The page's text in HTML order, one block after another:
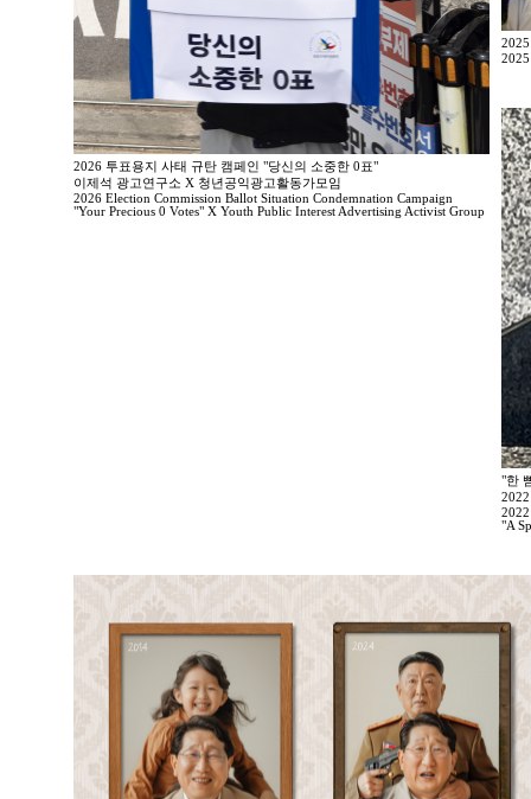
2026 투표용지 사태 규탄 캠페인 "당신의 소중한 0표"
이제석 광고연구소 X 청년공익광고활동가모임
2026 Election Commission Ballot Situation Condemnation Campaign
"Your Precious 0 Votes" X Youth Public Interest Advertising Activist Group
2025
"한
"A